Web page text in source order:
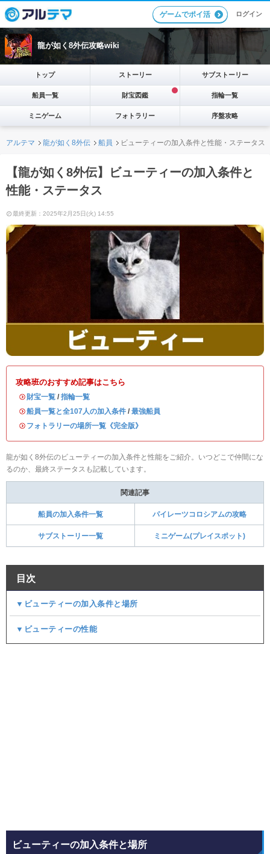
ゲームでポイ活 ログイン
龍が如く8外伝攻略wiki
トップ ストーリー サブストーリー
船員一覧 財宝図鑑 指輪一覧
ミニゲーム フォトラリー 序盤攻略
アルテマ 龍が如く8外伝 船員 ビューティーの加入条件と性能・ステータス
【龍が如く8外伝】ビューティーの加入条件と
性能・ステータス
最終更新：2025年2月25日(火) 14:55
攻略班のおすすめ記事はこちら
・ 財宝一覧 / 指輪一覧
・船員一覧と全107人の加入条件 / 最強船員
・ フォトラリーの場所一覧《完全版》
龍が如く8外伝のビューティーの加入条件と性能をご紹介。いつどこで仲間にな
るのか、最終ステータスも記載しています。
関連記事
船員の加入条件一覧 パイレーツコロシアムの攻略
サブストーリー一覧 ミニゲーム(プレイスポット)
目次
▼ビューティーの加入条件と場所
▼ビューティーの性能
ビューティーの加入条件と場所